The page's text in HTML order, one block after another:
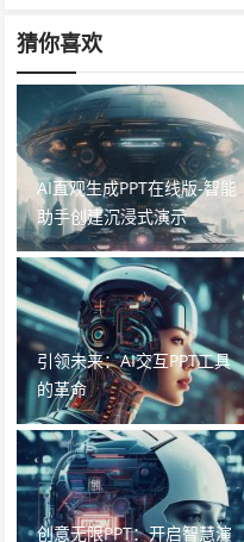
猜你喜欢
AI直观生成PPT在线版-智能
助手创建沉浸式演示
引领未来：AI交互PPT工具
的革命
创意无限PPT：开启智慧演